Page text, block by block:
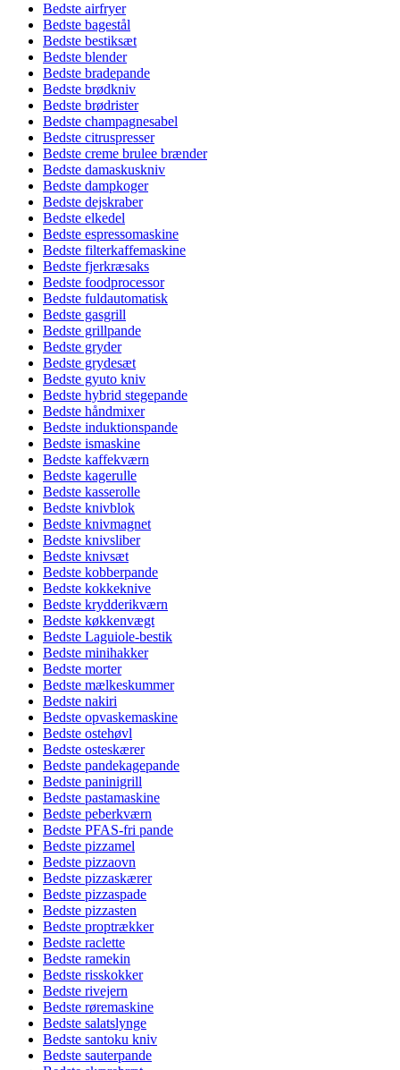
Bedste airfryer
Bedste bagestål
Bedste bestiksæt
Bedste blender
Bedste bradepande
Bedste brødkniv
Bedste brødrister
Bedste champagnesabel
Bedste citruspresser
Bedste creme brulee brænder
Bedste damaskuskniv
Bedste dampkoger
Bedste dejskraber
Bedste elkedel
Bedste espressomaskine
Bedste filterkaffemaskine
Bedste fjerkræsaks
Bedste foodprocessor
Bedste fuldautomatisk
Bedste gasgrill
Bedste grillpande
Bedste gryder
Bedste grydesæt
Bedste gyuto kniv
Bedste hybrid stegepande
Bedste håndmixer
Bedste induktionspande
Bedste ismaskine
Bedste kaffekværn
Bedste kagerulle
Bedste kasserolle
Bedste knivblok
Bedste knivmagnet
Bedste knivsliber
Bedste knivsæt
Bedste kobberpande
Bedste kokkeknive
Bedste krydderikværn
Bedste køkkenvægt
Bedste Laguiole-bestik
Bedste minihakker
Bedste morter
Bedste mælkeskummer
Bedste nakiri
Bedste opvaskemaskine
Bedste ostehøvl
Bedste osteskærer
Bedste pandekagepande
Bedste paninigrill
Bedste pastamaskine
Bedste peberkværn
Bedste PFAS-fri pande
Bedste pizzamel
Bedste pizzaovn
Bedste pizzaskærer
Bedste pizzaspade
Bedste pizzasten
Bedste proptrækker
Bedste raclette
Bedste ramekin
Bedste risskokker
Bedste rivejern
Bedste røremaskine
Bedste salatslynge
Bedste santoku kniv
Bedste sauterpande